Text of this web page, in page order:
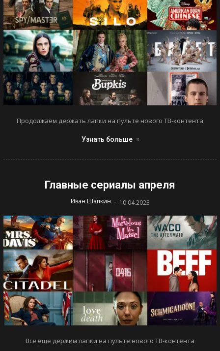
Продолжаем держать лапки на пульте нового ТВ-контента
Узнать больше
Главные сериалы апреля
Иван Шапкин - 10.04.2023
Все еще держим лапки на пульте нового ТВ-контента